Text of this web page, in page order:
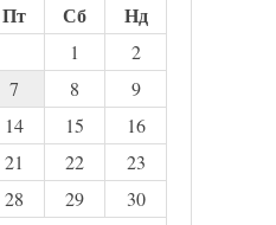
Пт Сб Нд
1
2
7 8
9
14 15
16
21 22
23
28 29
30